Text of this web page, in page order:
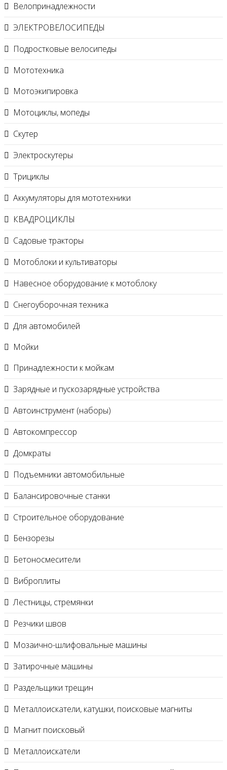
Велопринадлежности
ЭЛЕКТРОВЕЛОСИПЕДЫ
Подростковые велосипеды
Мототехника
Мотоэкипировка
Мотоциклы, мопеды
Скутер
Электроскутеры
Трициклы
Аккумуляторы для мототехники
КВАДРОЦИКЛЫ
Садовые тракторы
Мотоблоки и культиваторы
Навесное оборудование к мотоблоку
Снегоуборочная техника
Для автомобилей
Мойки
Принадлежности к мойкам
Зарядные и пускозарядные устройства
Автоинструмент (наборы)
Автокомпрессор
Домкраты
Подъемники автомобильные
Балансировочные станки
Строительное оборудование
Бензорезы
Бетоносмесители
Виброплиты
Лестницы, стремянки
Резчики швов
Мозаично-шлифовальные машины
Затирочные машины
Раздельщики трещин
Металлоискатели, катушки, поисковые магниты
Магнит поисковый
Металлоискатели